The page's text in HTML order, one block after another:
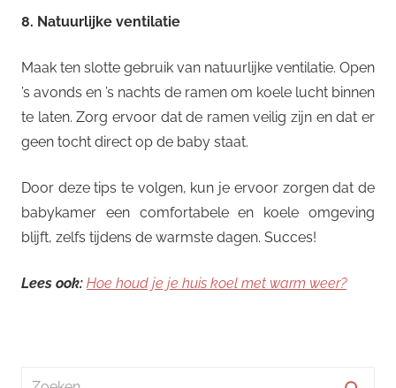
8. Natuurlijke ventilatie
Maak ten slotte gebruik van natuurlijke ventilatie. Open
’s avonds en ’s nachts de ramen om koele lucht binnen
te laten. Zorg ervoor dat de ramen veilig zijn en dat er
geen tocht direct op de baby staat.
Door deze tips te volgen, kun je ervoor zorgen dat de
babykamer een comfortabele en koele omgeving
blijft, zelfs tijdens de warmste dagen. Succes!
Lees ook: Hoe houd je je huis koel met warm weer?
Zoeken